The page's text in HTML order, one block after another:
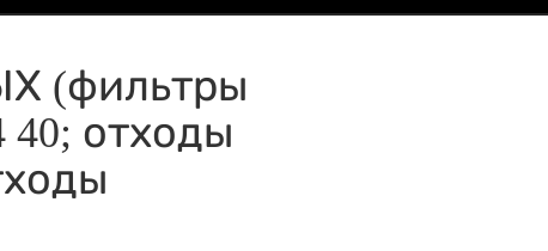
(фильтры
40; отходы